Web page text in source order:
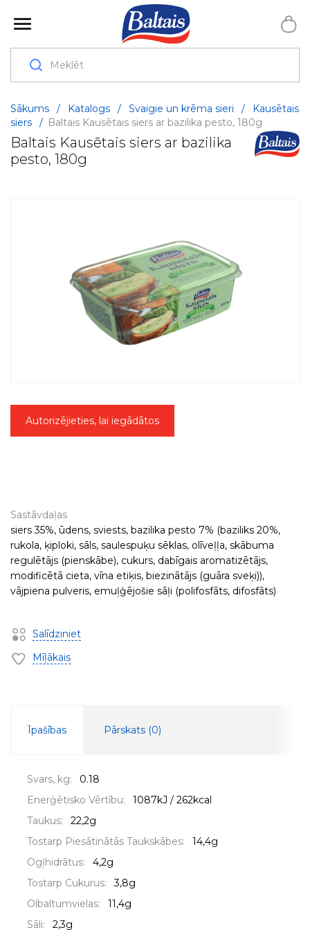
Sākums / Katalogs / Svaigie un krēma sieri /
Kausētais
siers
/ Baltais Kausētais siers ar bazilika pesto, 180g
Baltais Kausētais siers ar bazilika
pesto, 180g
Autorizējieties, lai iegādātos
Sastāvdaļas
siers 35%, ūdens, sviests, bazilika pesto 7% (baziliks 20%,
rukola, ķiploki, sāls, saulespuķu sēklas, olīveļļa, skābuma
regulētājs (pienskābe), cukurs, dabīgais aromatizētājs,
modificētā cieta, vīna etiķis, biezinātājs (guāra sveķi)),
vājpiena pulveris, emuļģējošie sāļi (polifosfāts, difosfāts)
Salīdziniet
Mīļākais
Īpašības Pārskats (0)
Svars, kg:
0.18
Enerģētisko Vērtību:
1087kJ / 262kcal
Taukus:
22,2g
Tostarp Piesātinātās Taukskābes:
14,4g
Ogļhidrātus:
4,2g
Tostarp Cukurus:
3,8g
Olbaltumvielas:
11,4g
Sāli:
2,3g